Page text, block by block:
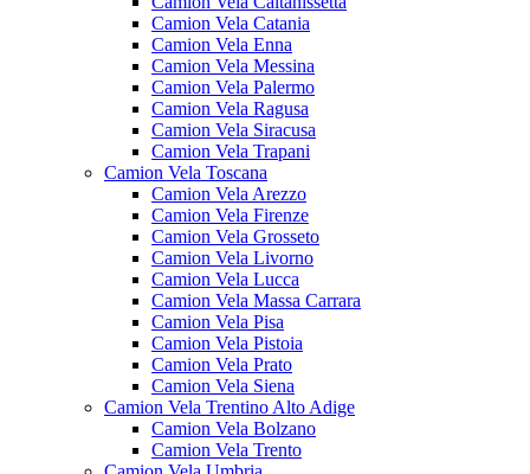
Camion Vela Catania
Camion Vela Enna
Camion Vela Messina
Camion Vela Palermo
Camion Vela Ragusa
Camion Vela Siracusa
Camion Vela Trapani
Camion Vela Toscana
Camion Vela Arezzo
Camion Vela Firenze
Camion Vela Grosseto
Camion Vela Livorno
Camion Vela Lucca
Camion Vela Massa Carrara
Camion Vela Pisa
Camion Vela Pistoia
Camion Vela Prato
Camion Vela Siena
Camion Vela Trentino Alto Adige
Camion Vela Bolzano
Camion Vela Trento